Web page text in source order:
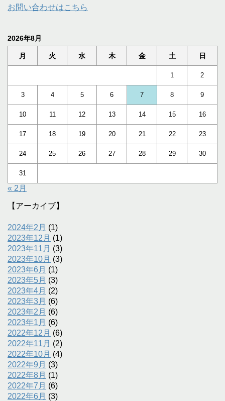
お問い合わせはこちら
2026年8月
月 火 水 木 金 土 日
1 2
3 4 5 6 7 8 9
10 11 12 13 14 15 16
17 18 19 20 21 22 23
24 25 26 27 28 29 30
31
« 2月
【アーカイブ】
2024年2月 (1)
2023年12月 (1)
2023年11月 (3)
2023年10月 (3)
2023年6月 (1)
2023年5月 (3)
2023年4月 (2)
2023年3月 (6)
2023年2月 (6)
2023年1月 (6)
2022年12月 (6)
2022年11月 (2)
2022年10月 (4)
2022年9月 (3)
2022年8月 (1)
2022年7月 (6)
2022年6月 (3)